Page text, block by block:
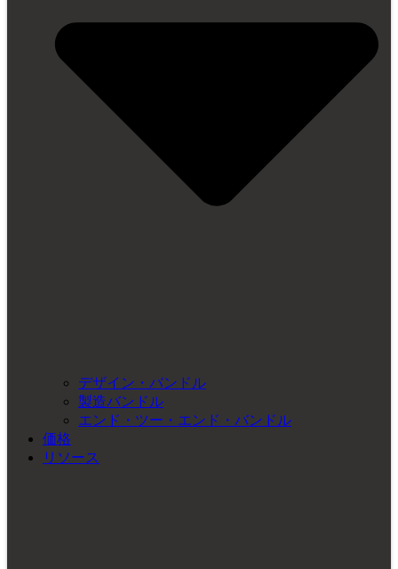
デザイン・バンドル
製造バンドル
エンド・ツー・エンド・バンドル
価格
リソース